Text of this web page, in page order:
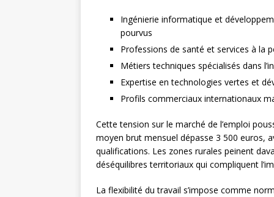
Ingénierie informatique et
pourvus
Professions de santé et services à la
Métiers techniques spécialisés dans
Expertise en technologies vertes et
Profils commerciaux internationaux
Cette tension sur le marché de l’emploi
moyen brut mensuel dépasse 3 500 euros,
qualifications. Les zones rurales peinent
déséquilibres territoriaux qui compliquent
La flexibilité du travail s’impose comme